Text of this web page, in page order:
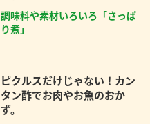
調味料や素材いろいろ「さっぱ
り煮」
ピクルスだけじゃない！カン
タン酢でお肉やお魚のおか
ず。